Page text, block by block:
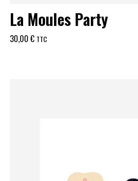
La Moules Party
30,00 € TTC